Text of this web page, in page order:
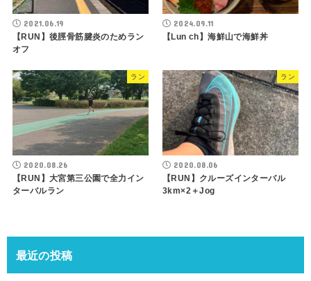
2021.06.19
【RUN】後脛骨筋腱炎のためラン
オフ
2024.09.11
【Lun ch】海鮮山で海鮮丼
ラン
2020.08.26
【RUN】大宮第三公園で全力イン
ターバルラン
ラン
2020.08.06
【RUN】クルーズインターバル
3km×2＋Jog
最近の投稿